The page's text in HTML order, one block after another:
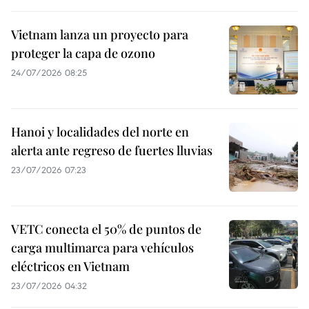
Vietnam lanza un proyecto para
proteger la capa de ozono
24/07/2026 08:25
Hanoi y localidades del norte en
alerta ante regreso de fuertes lluvias
23/07/2026 07:23
VETC conecta el 50% de puntos de
carga multimarca para vehículos
eléctricos en Vietnam
23/07/2026 04:32